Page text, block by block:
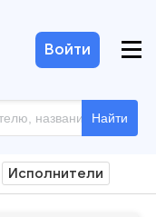
Найти
Войти
Исполнители